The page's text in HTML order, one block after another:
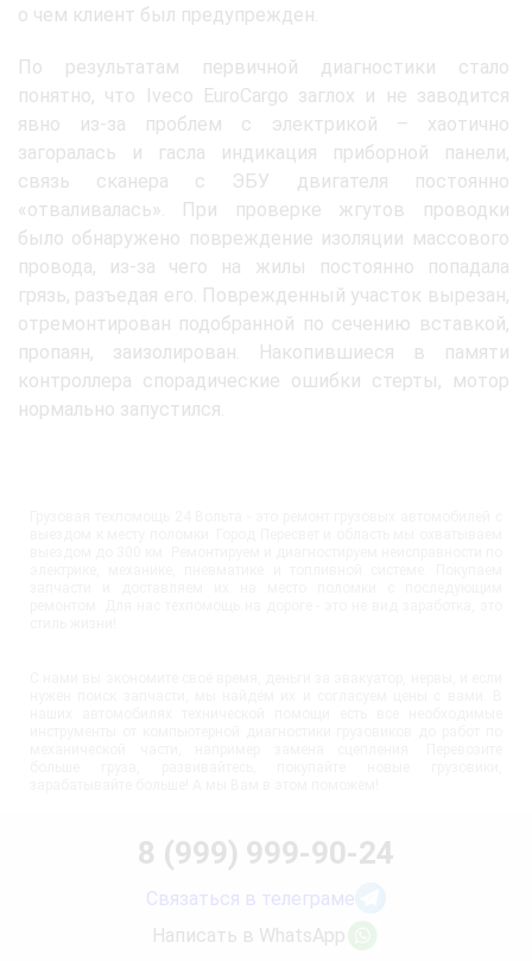
о чем клиент был предупрежден.
По результатам первичной диагностики стало
понятно, что Iveco EuroCargo заглох и не заводится
явно из-за проблем с электрикой – хаотично
загоралась и гасла индикация приборной панели,
связь сканера с ЭБУ двигателя постоянно
«отваливалась». При проверке жгутов проводки
было обнаружено повреждение изоляции массового
провода, из-за чего на жилы постоянно попадала
грязь, разъедая его. Поврежденный участок вырезан,
отремонтирован подобранной по сечению вставкой,
пропаян, заизолирован. Накопившиеся в памяти
контроллера спорадические ошибки стерты, мотор
нормально запустился.
8 (999) 999-90-24
Связаться в телеграме
Написать в WhatsApp